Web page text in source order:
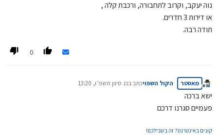
נוה יעקב, וקרוב לתחבורה, ורכבת קלה ,
או דירות 3 חדרים.
תודה רבה.
0
מנותק
מאסטר הקול השפויכתב בכג סיוון תשפ״ו, 13:20
נערך לאחרונה על ידי
ישא ברכה
פעמיים סגרנו דרכם
קונים באינטרנט? זה בשבילכם!